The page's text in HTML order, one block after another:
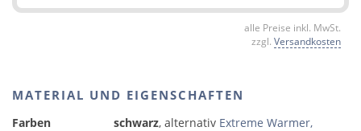
alle Preise inkl. MwSt.
zzgl. Versandkosten
MATERIAL UND EIGENSCHAFTEN
Farben schwarz, alternativ Extreme Warmer,